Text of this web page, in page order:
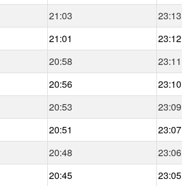
21:03
23:13
21:01
23:12
20:58
23:11
20:56
23:10
20:53
23:09
20:51
23:07
20:48
23:06
20:45
23:05